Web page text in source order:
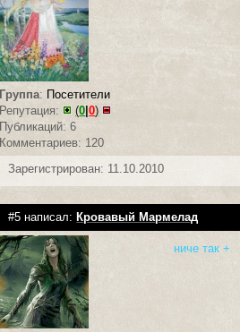
Группа: Посетители
Репутация:
(0 |0)
Публикаций: 6
Комментариев: 120
Зарегистрирован: 11.10.2010
#5 написал: Кровавый Мармелад
ниче так +